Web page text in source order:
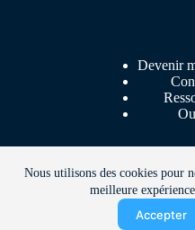
Nous utilisons des cookies pour
meilleure
Accepter
🎁 Testez
Devenir
Copyright © 2026 -